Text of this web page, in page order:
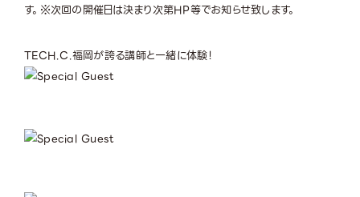
す。※次回の開催日は決まり次第HP等でお知らせ致します。
TECH.C.福岡が誇る講師と一緒に体験！